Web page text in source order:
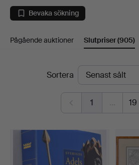
&
Handskrifter
Halmstads
Auktionskammare
Bevaka sökning
Pågående auktioner Slutpriser(905)
SlutpriserSortera
1 … 19